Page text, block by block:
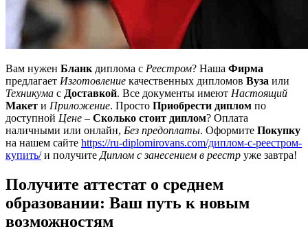
Вам нужен Бланк диплома с Реестром? Наша Фирма
предлагает Изготовление качественных дипломов Вуза или
Техникума с Доставкой. Все документы имеют Настоящий
Макет и Приложение. Просто Приобрести диплом по
доступной Цене – Сколько стоит диплом? Оплата
наличными или онлайн, Без предоплаты. Оформите Покупку
на нашем сайте https://ru-diplomirovans.com/диплом-с-реестром-
купить/и получите Диплом с занесением в реестр уже завтра!
Получите аттестат о среднем
образовании: Ваш путь к новым
возможностям